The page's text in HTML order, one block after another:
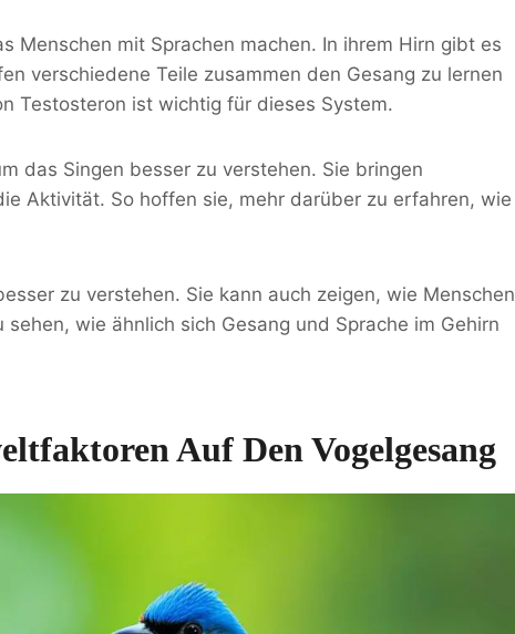
Menschen mit Sprachen machen. In ihrem Hirn gibt es
verschiedene Teile zusammen den Gesang zu lernen
Testosteron ist wichtig für dieses System.
das Singen besser zu verstehen. Sie bringen
Aktivität. So hoffen sie, mehr darüber zu erfahren, wie
zu verstehen. Sie kann auch zeigen, wie Menschen
wie ähnlich sich Gesang und Sprache im Gehirn
Auf Den Vogelgesang